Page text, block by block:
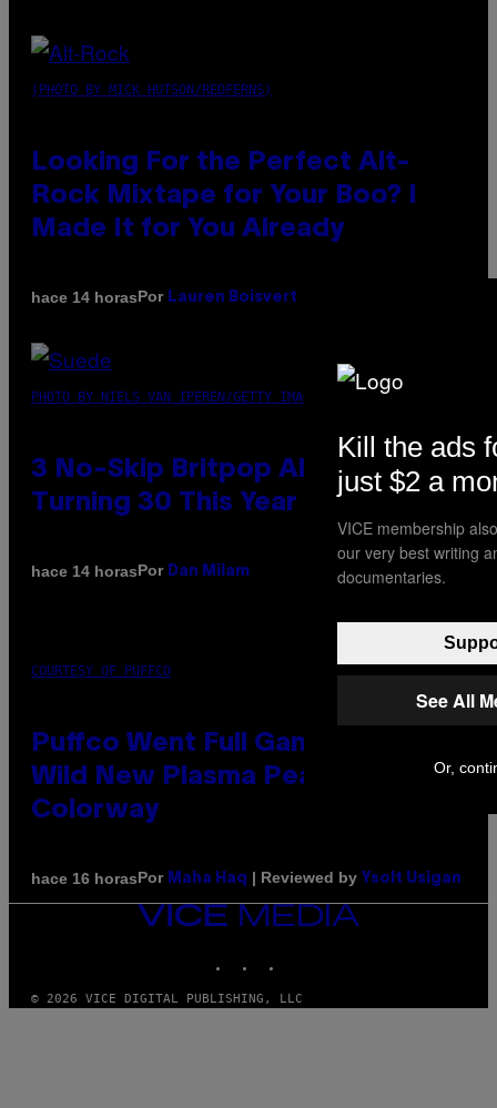
(PHOTO BY MICK HUTSON/REDFERNS)
Looking For the Perfect Alt-
Rock Mixtape for Your Boo? I
Made It for You Already
hace 14 horasPor Lauren Boisvert
PHOTO BY NIELS VAN IPEREN/GETTY IMAGES
3 No-Skip Britpop Albums
Turning 30 This Year
hace 14 horasPor Dan Milam
COURTESY OF PUFFCO
Puffco Went Full Gamer With Its
Wild New Plasma Peak Pro
Colorway
hace 16 horasPor Maha Haq | Reviewed by Ysolt Usigan
VICE
© 2026 VICE DIGITAL PUBLISHING, LLC
Kill the ads
just $2 a
VICE membership
our very best writing
documentaries.
See All
Or,